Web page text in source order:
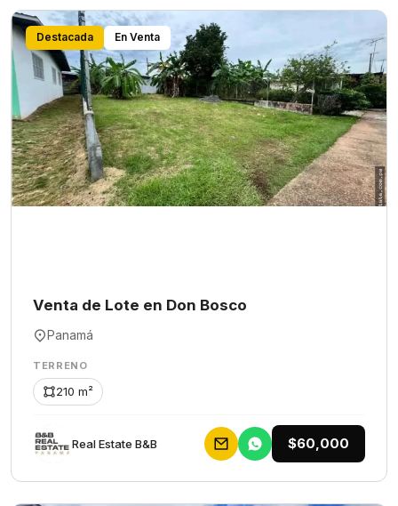
Destacada En Venta
Venta de Lote en Don Bosco
Panamá
TERRENO
210 m²
Rеаl Еstаtе В&В $60,000